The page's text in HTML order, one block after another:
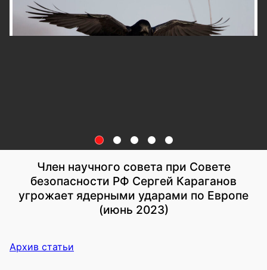
Член научного совета при Совете
безопасности РФ Сергей Караганов
угрожает ядерными ударами по Европе
(июнь 2023)
Архив статьи